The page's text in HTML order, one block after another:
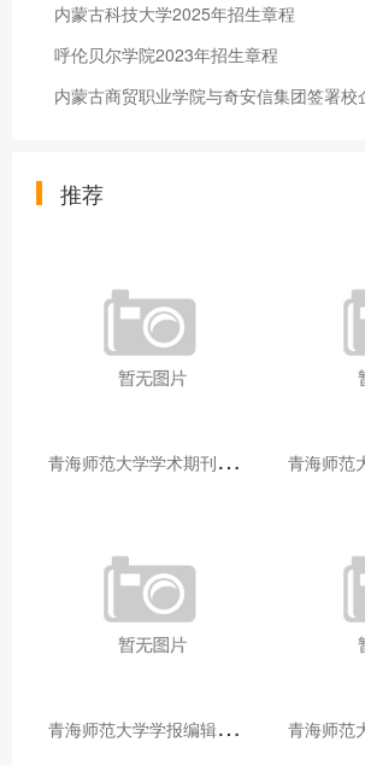
内蒙古科技大学2025年招生章程
呼伦贝尔学院2023年招生章程
推荐
青
海师范大学学术期刊两个专栏入选2025年青海省期刊重点专栏
青
海师范大学学报编辑部赴大通县城关镇上毛佰胜村开展帮扶慰问活动